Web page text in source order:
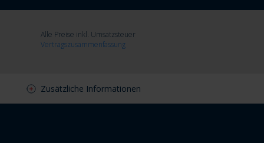
Alle Preise inkl. Umsatzsteuer
Vertragszusammenfassung
Zusätzliche Informationen